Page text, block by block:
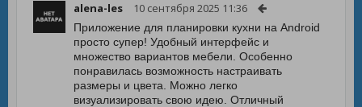
alena-les 10 сентября 2025 11:36
Приложение для планировки кухни на Android
просто супер! Удобный интерфейс и
множество вариантов мебели. Особенно
понравилась возможность настраивать
размеры и цвета. Можно легко
визуализировать свою идею. Отличный